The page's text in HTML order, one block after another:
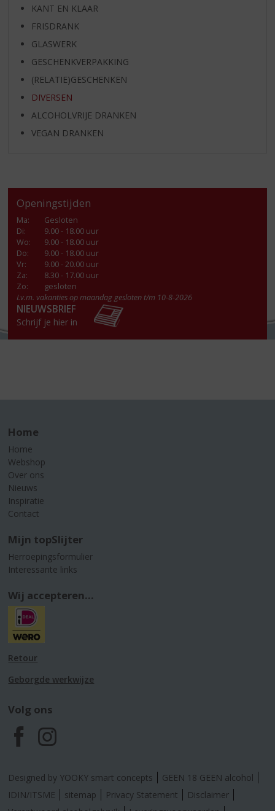
KANT EN KLAAR
FRISDRANK
GLASWERK
GESCHENKVERPAKKING
(RELATIE)GESCHENKEN
DIVERSEN
ALCOHOLVRIJE DRANKEN
VEGAN DRANKEN
Openingstijden
Ma:
Gesloten
Di:
9.00 - 18.00 uur
Wo:
9.00 - 18.00 uur
Do:
9.00 - 18.00 uur
Vr:
9.00 - 20.00 uur
Za:
8.30 - 17.00 uur
Zo:
gesloten
I.v.m. vakanties op maandag gesloten t/m 10-8-2026
NIEUWSBRIEF
Schrijf je hier in
Home
Home
Webshop
Over ons
Nieuws
Inspiratie
Contact
Mijn topSlijter
Herroepingsformulier
Interessante links
Wij accepteren...
Retour
Geborgde werkwijze
Volg ons
F
a
c
I
n
s
Designed by YOOKY smart concepts
GEEN 18 GEEN alcohol
IDIN/ITSME
sitemap Privacy Statement
Disclaimer